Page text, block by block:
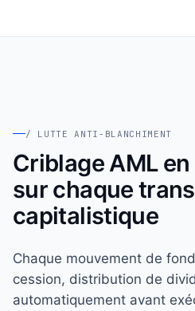
/ LUTTE ANTI-BLANCHIMENT
Criblage AML
sur chaque
capitalistique
Chaque mouvement de
cession, distribution de
automatiquement avant